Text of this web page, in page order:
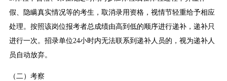
假、隐瞒真实情况等的考生，取消录用资格，视情节轻重给予相应
处理。按照该岗位报考者总成绩由高到低的顺序进行递补，递补只
进行一次。招录单位24小时内无法联系到递补人员的，视为递补人
员自动放弃。
（二）考察